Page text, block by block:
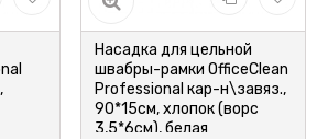
Насадка для цельной
швабры-рамки OfficeClean
Professional кар-н\завяз.,
90*15см, хлопок (ворс
3,5*6см), белая